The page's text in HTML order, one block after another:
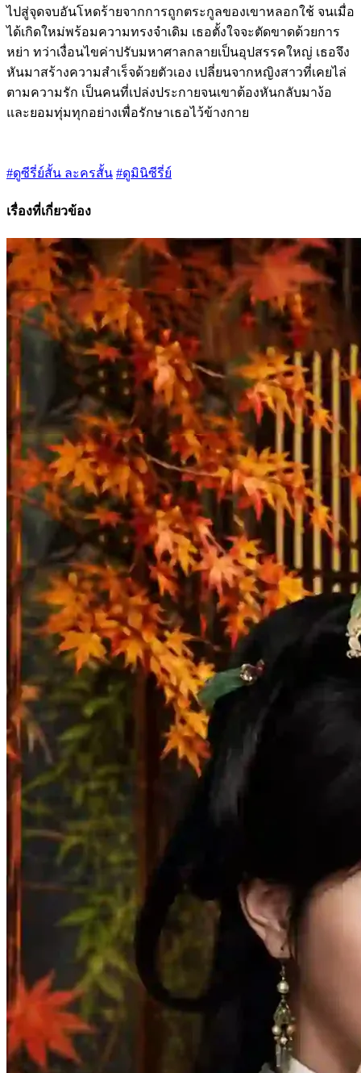
ไปสู่จุดจบอันโหดร้ายจากการถูกตระกูลของเขาหลอกใช้ จนเมื่อ
ได้เกิดใหม่พร้อมความทรงจำเดิม เธอตั้งใจจะตัดขาดด้วยการ
หย่า ทว่าเงื่อนไขค่าปรับมหาศาลกลายเป็นอุปสรรคใหญ่ เธอจึง
หันมาสร้างความสำเร็จด้วยตัวเอง เปลี่ยนจากหญิงสาวที่เคยไล่
ตามความรัก เป็นคนที่เปล่งประกายจนเขาต้องหันกลับมาง้อ
และยอมทุ่มทุกอย่างเพื่อรักษาเธอไว้ข้างกาย
#ดูซีรี่ย์สั้น ละครสั้น #ดูมินิซีรี่ย์
เรื่องที่เกี่ยวข้อง